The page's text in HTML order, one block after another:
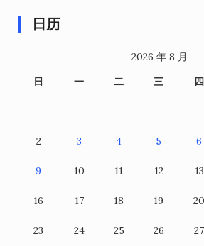
日历
2026 年 8 月
日
一 二 三 四
2 3 4 5 6
9 10 11 12 13
16 17 18 19 20
23 24 25 26 27